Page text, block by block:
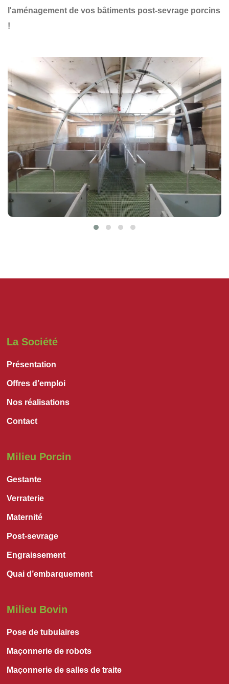
l'aménagement de vos bâtiments post-sevrage porcins
!
La Société
Présentation
Offres d’emploi
Nos réalisations
Contact
Milieu Porcin
Gestante
Verraterie
Maternité
Post-sevrage
Engraissement
Quai d’embarquement
Milieu Bovin
Pose de tubulaires
Maçonnerie de robots
Maçonnerie de salles de traite